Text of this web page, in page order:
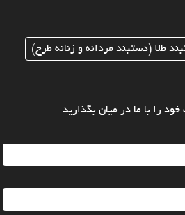
طلا (دستبند مردانه و زنانه طرح)
را با ما در میان بگذارید